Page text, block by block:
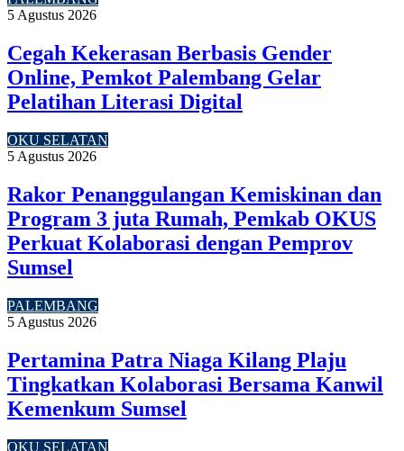
5 Agustus 2026
Cegah Kekerasan Berbasis Gender
Online, Pemkot Palembang Gelar
Pelatihan Literasi Digital
OKU SELATAN
5 Agustus 2026
Rakor Penanggulangan Kemiskinan dan
Program 3 juta Rumah, Pemkab OKUS
Perkuat Kolaborasi dengan Pemprov
Sumsel
PALEMBANG
5 Agustus 2026
Pertamina Patra Niaga Kilang Plaju
Tingkatkan Kolaborasi Bersama Kanwil
Kemenkum Sumsel
OKU SELATAN